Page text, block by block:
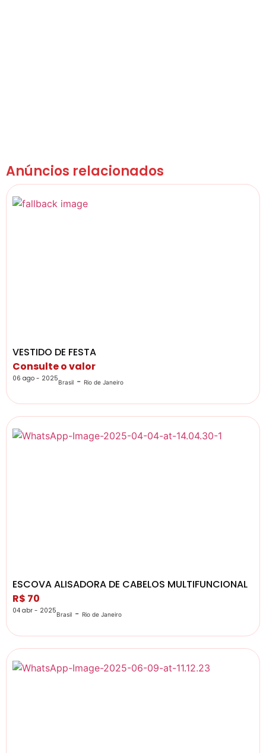
Anúncios relacionados
VESTIDO DE FESTA
Consulte o valor
06 ago - 2025Brasil - Rio de Janeiro
ESCOVA ALISADORA DE CABELOS MULTIFUNCIONAL
R$ 70
04 abr - 2025Brasil - Rio de Janeiro